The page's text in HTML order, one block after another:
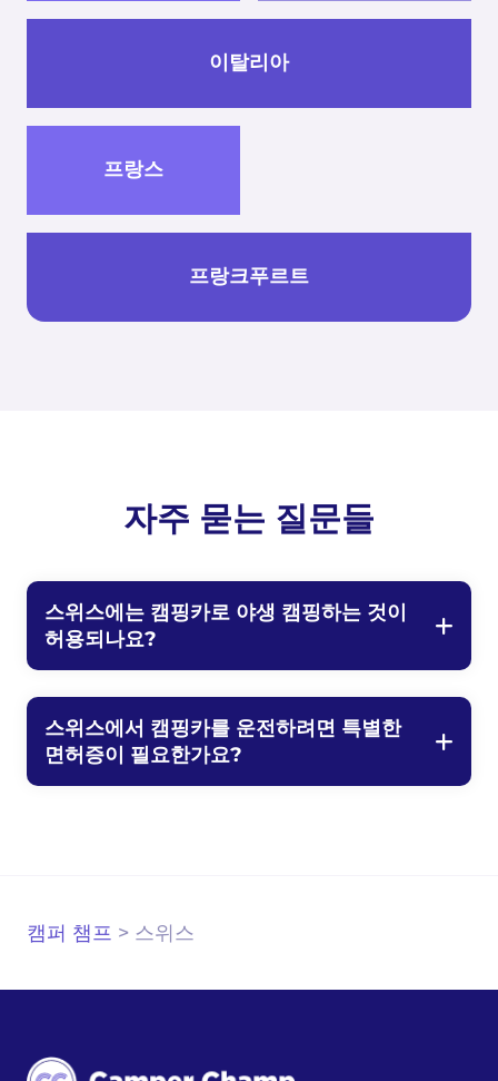
이탈리아
프랑스
프랑크푸르트
자주 묻는 질문들
스위스에는 캠핑카로 야생 캠핑하는 것이
허용되나요?
스위스에서 캠핑카를 운전하려면 특별한
면허증이 필요한가요?
캠퍼 챔프 > 스위스